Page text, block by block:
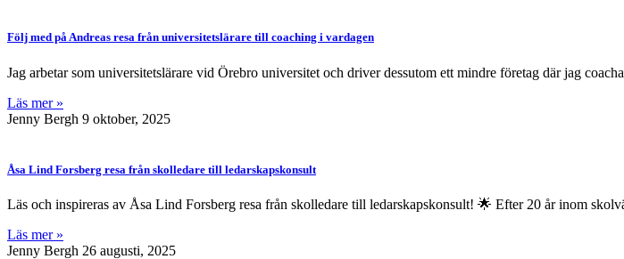
Följ med på Andreas resa från universitetslärare till coaching i vardagen
Jag arbetar som universitetslärare vid Örebro universitet och driver dessutom ett mindre företag där jag
Läs mer »
Jenny Bergh 9 oktober, 2025
Åsa Lind Forsberg resa från skolledare till ledarskapskonsult
Läs och inspireras av Åsa Lind Forsberg resa från skolledare till ledarskapskonsult! 🌟 Efter 20 år inom
Läs mer »
Jenny Bergh 26 augusti, 2025